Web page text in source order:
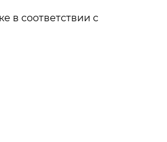
в соответствии с